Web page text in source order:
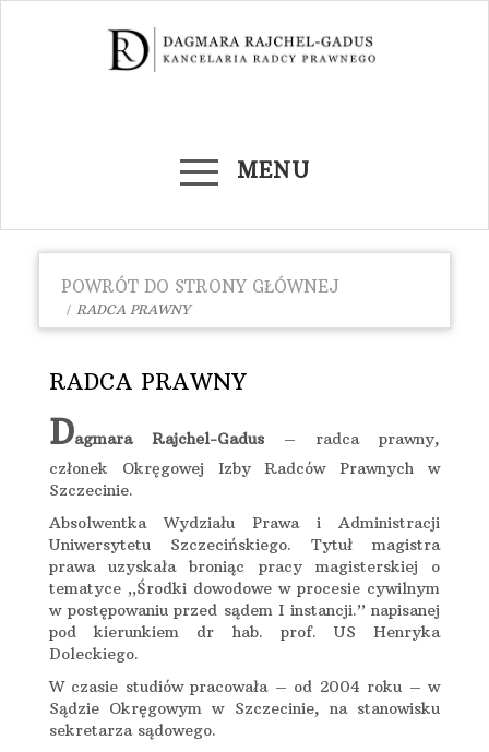
MENU
POWRÓT DO STRONY GŁÓWNEJ
RADCA PRAWNY
RADCA PRAWNY
Dagmara Rajchel-Gadus – radca prawny,
członek Okręgowej Izby Radców Prawnych w
Szczecinie.
Absolwentka Wydziału Prawa i Administracji
Uniwersytetu Szczecińskiego. Tytuł magistra
prawa uzyskała broniąc pracy magisterskiej o
tematyce „Środki dowodowe w procesie cywilnym
w postępowaniu przed sądem I instancji.” napisanej
pod kierunkiem dr hab. prof. US Henryka
Doleckiego.
W czasie studiów pracowała – od 2004 roku – w
Sądzie Okręgowym w Szczecinie, na stanowisku
sekretarza sądowego.